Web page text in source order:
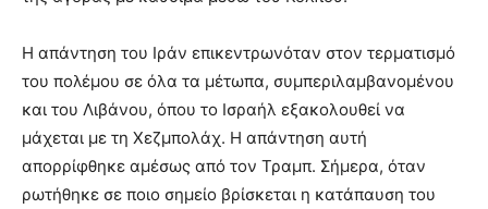
Η απάντηση του Ιράν επικεντρωνόταν στον τερματισμό
του πολέμου σε όλα τα μέτωπα, συμπεριλαμβανομένου
και του Λιβάνου, όπου το Ισραήλ εξακολουθεί να
μάχεται με τη Χεζμπολάχ. Η απάντηση αυτή
απορρίφθηκε αμέσως από τον Τραμπ. Σήμερα, όταν
ρωτήθηκε σε ποιο σημείο βρίσκεται η κατάπαυση του